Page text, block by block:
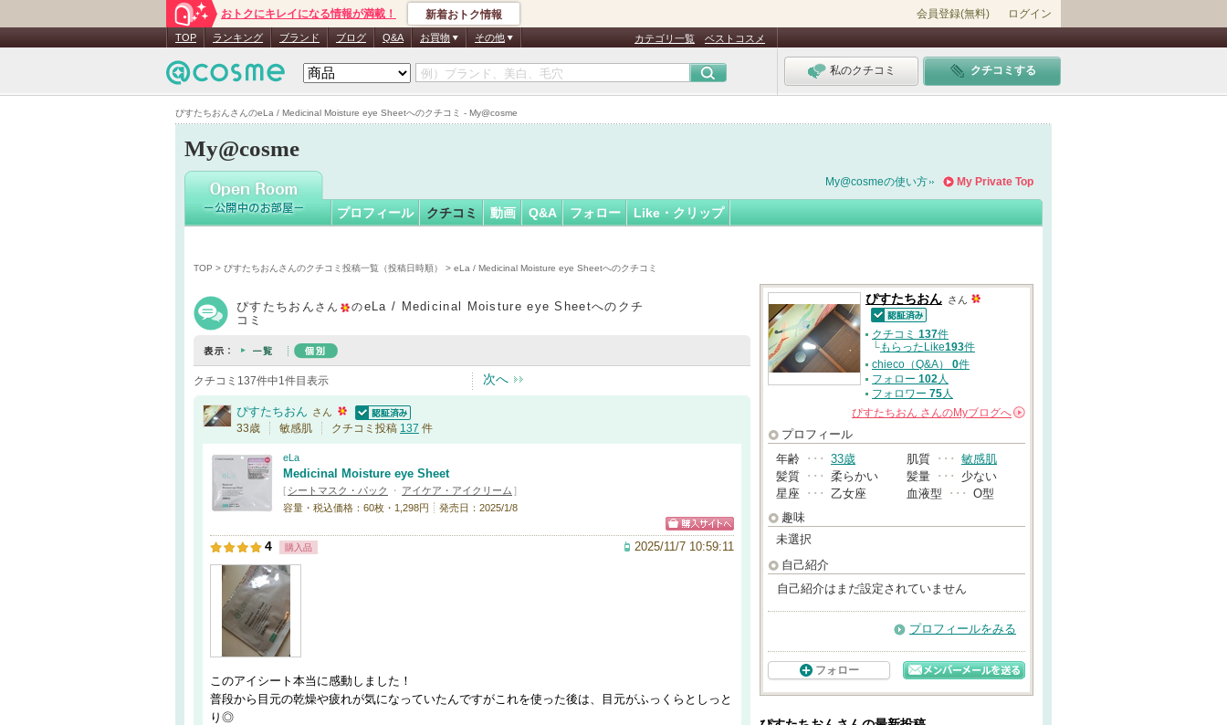
ぴすたちおんさんのeLa / Medicinal Moisture eye Sheetへのクチコミ - My@cosme
おトクにキレイになる情報が満載！ 新着おトク情報 会員登録(無料) ログイン
TOP ランキング ブランド ブログ Q&A お買物 その他 カテゴリ一覧 ベストコスメ
私のクチコミ クチコミする
My@cosme
ぴすたちおんさん
認
証
My Private Top
My@cosmeの使い方
プロフィール クチコミ 動画 Q&A フォロー Like・クリップ
TOP > ぴすたちおんさんのクチコミ投稿一覧（投稿日時順） > eLa / Medicinal Moisture eye Sheetへのクチコミ
ぴすたちおん さん のeLa / Medicinal Moisture eye Sheetへのクチ
コミ
クチコミ137件中1件目表示 次へ
ぴすたちおん さん
認証済
33歳 敏感肌 クチコミ投稿 137 件
eLa
Medicinal Moisture eye Sheet
[ シートマスク・パック ・ アイケア・アイクリーム ]
容量・税込価格：60枚・1,298円
発売日：2025/1/8
4 購入品 2025/11/7 10:59:11
このアイシート本当に感動しました！
普段から目元の乾燥や疲れが気になっていたんですがこれを使った後は、目元がふっくらとしっと
り◎
ぴすたちおん さん
認証済
クチコミ 137件
└もらったLike193件
chieco（Q&A） 0件
フォロー 102人
フォロワー 75人
ぴすたちおん さんのMyブログへ
プロフィール
年齢 ･･･ 33歳 肌質 ･･･ 敏感肌
髪質 ･･･ 柔らかい 髪量 ･･･
少ない
星座 ･･･ 乙女座 血液型 ･･･ O型
趣味
未選択
自己紹介
自己紹介はまだ設定されていません
プロフィールをみる
フォロー